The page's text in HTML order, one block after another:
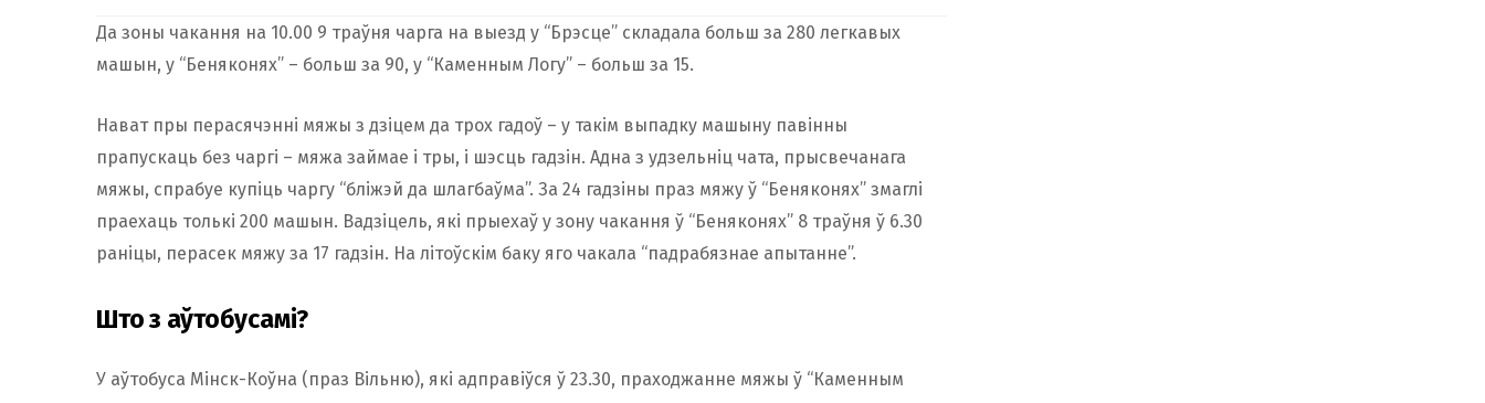
Да зоны чакання на 10.00 9 траўня чарга на выезд у “Брэсце” складала больш за 280 легкавых
машын, у “Беняконях” – больш за 90, у “Каменным Логу” – больш за 15.
Нават пры перасячэнні мяжы з дзіцем да трох гадоў – у такім выпадку машыну павінны
прапускаць без чаргі – мяжа займае і тры, і шэсць гадзін. Адна з удзельніц чата, прысвечанага
мяжы, спрабуе купіць чаргу “бліжэй да шлагбаўма”. За 24 гадзіны праз мяжу ў “Беняконях” змаглі
праехаць толькі 200 машын. Вадзіцель, які прыехаў у зону чакання ў “Беняконях” 8 траўня ў 6.30
раніцы, перасек мяжу за 17 гадзін. На літоўскім баку яго чакала “падрабязнае апытанне”.
Што з аўтобусамі?
У аўтобуса Мінск-Коўна (праз Вільню), які адправіўся ў 23.30, праходжанне мяжы ў “Каменным